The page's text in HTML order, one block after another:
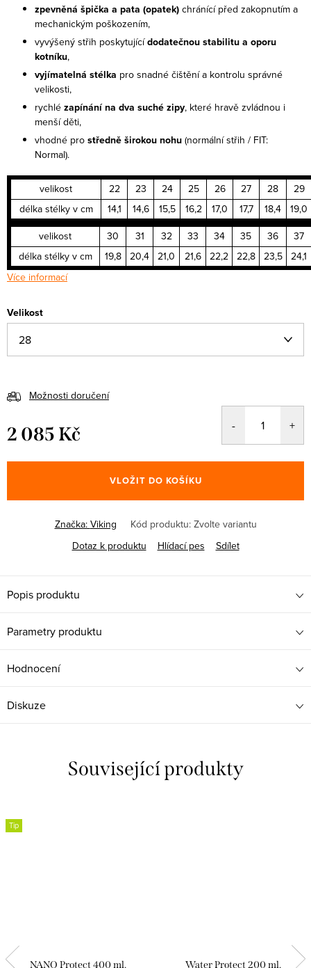
zpevněná špička a pata (opatek) chránící před zakopnutím a
mechanickým poškozením,
vyvýšený střih poskytujícídodatečnou stabilitu a oporu
kotníku,
vyjímatelná stélka pro snadné čištění a kontrolu správné
velikosti,
rychlé zapínání na dva suché zipy, které hravě zvládnou i
menší děti,
vhodné pro středně širokou nohu (normální střih / FIT:
Normal).
velikost 22 23 24 25 26 27 28
29
délka stélky v cm
14,1 14,6 15,5 16,2 17,0 17,7 18,4
19,0
velikost
30 31 32 33 34 35 36
37
délka stélky v cm
19,8 20,4 21,0 21,6 22,2 22,8 23,5
24,1
Více informací
Velikost
Možnosti doručení
2 085 Kč
cena:
VLOŽIT DO KOŠÍKU
Značka: Viking Kód produktu: Zvolte variantu
Dotaz k produktu
Hlídací pes Sdílet
Popis produktu
Parametry produktu
Hodnocení
Diskuze
Související produkty
Tip
NANO Protect 400 ml, Water Protect 200 ml,